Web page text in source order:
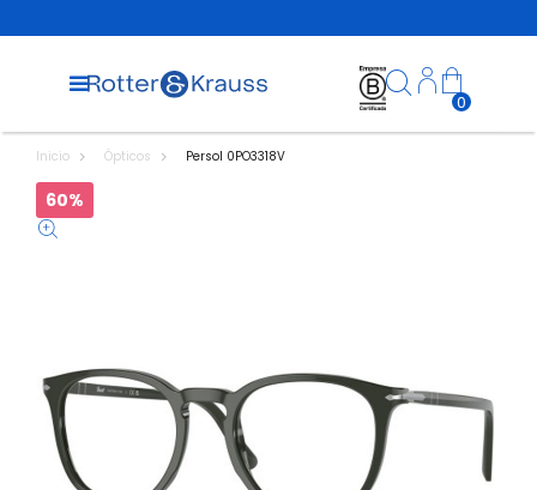
0
Inicio Ópticos Persol 0PO3318V
60%